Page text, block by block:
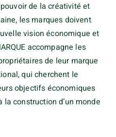
de la créativité et
les marques doivent
vision économique et
accompagne les
de leur marque
qui cherchent le
objectifs économiques
construction d’un monde